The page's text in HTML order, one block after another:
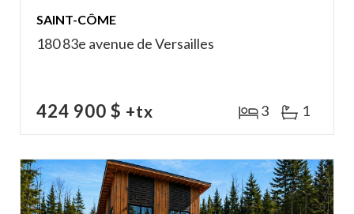
SAINT-CÔME
180 83e avenue de Versailles
424 900 $ +tx 3 1